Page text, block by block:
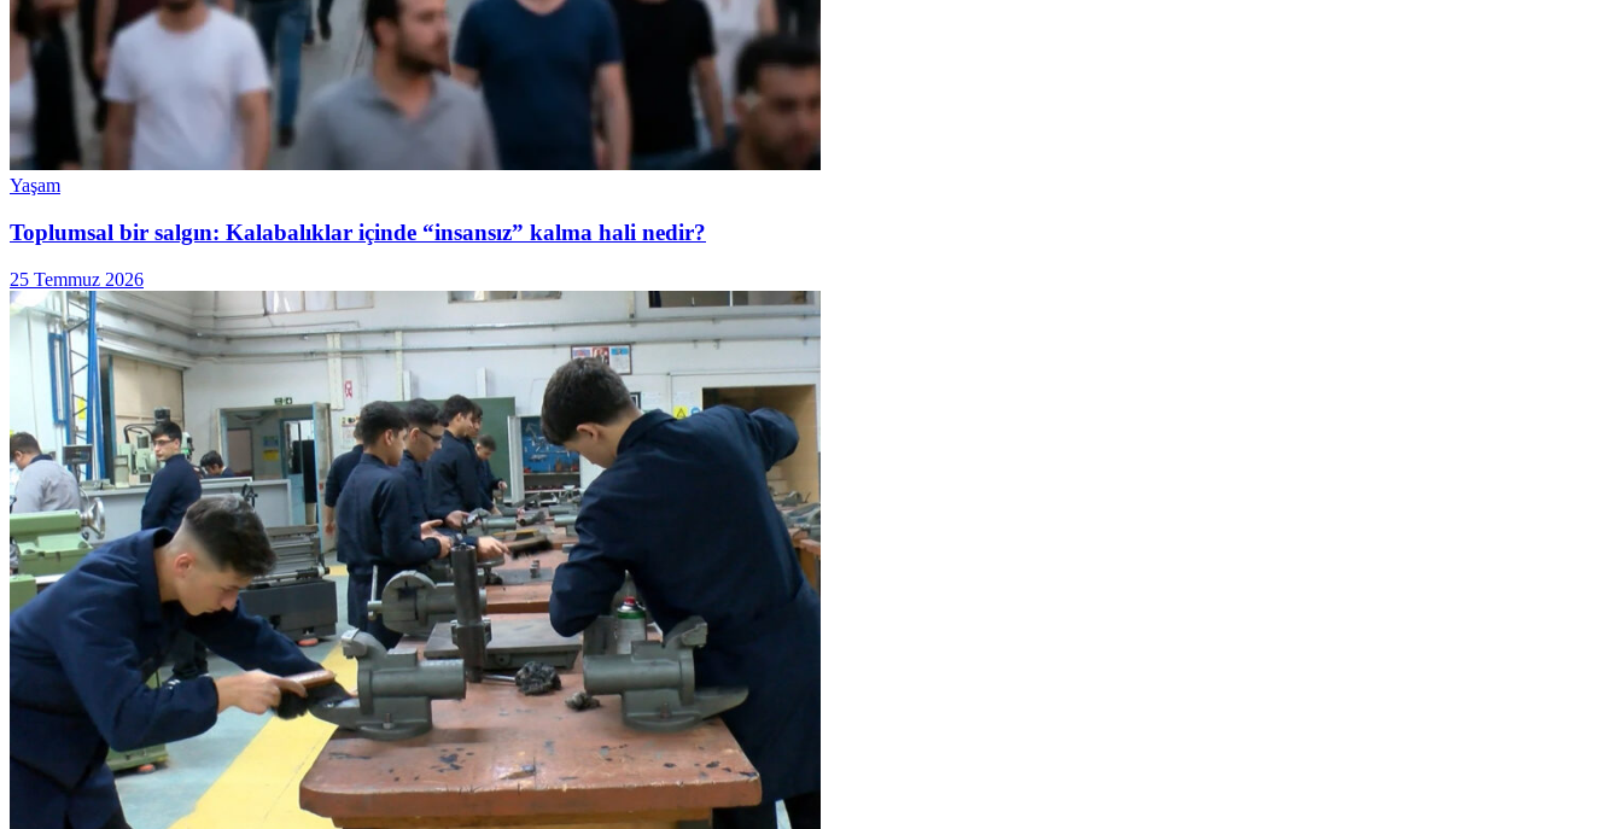
Yaşam
Toplumsal bir salgın: Kalabalıklar içinde “insansız” kalma hali nedir?
25 Temmuz 2026